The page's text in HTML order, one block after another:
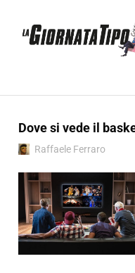
Dove si vede il
Raffaele Ferraro